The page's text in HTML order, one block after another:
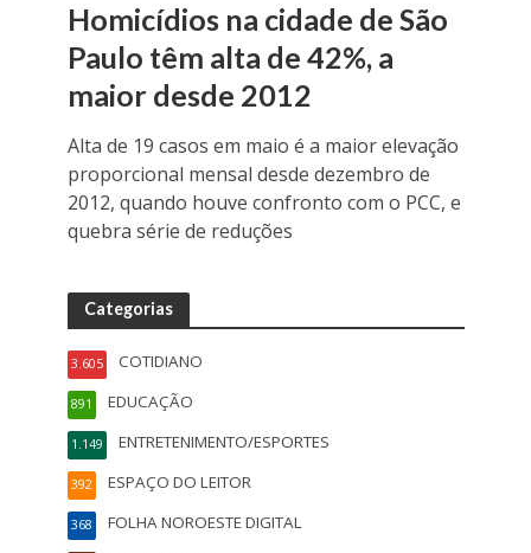
Homicídios na cidade de São
Paulo têm alta de 42%, a
maior desde 2012
Alta de 19 casos em maio é a maior elevação
proporcional mensal desde dezembro de
2012, quando houve confronto com o PCC, e
quebra série de reduções
Categorias
COTIDIANO
3.605
EDUCAÇÃO
891
ENTRETENIMENTO/ESPORTES
1.149
ESPAÇO DO LEITOR
392
FOLHA NOROESTE DIGITAL
368